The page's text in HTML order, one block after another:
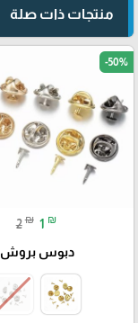
منتجات ذات صلة
-50%
2 ₪ 1 ₪
دبوس بروش